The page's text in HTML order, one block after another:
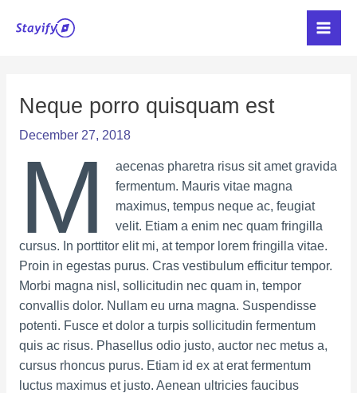
Main
Neque porro quisquam est
December 27, 2018
M
aecenas pharetra risus sit amet gravida
fermentum. Mauris vitae magna
maximus, tempus neque ac, feugiat
velit. Etiam a enim nec quam fringilla
cursus. In porttitor elit mi, at tempor lorem fringilla vitae.
Proin in egestas purus. Cras vestibulum efficitur tempor.
Morbi magna nisl, sollicitudin nec quam in, tempor
convallis dolor. Nullam eu urna magna. Suspendisse
potenti. Fusce et dolor a turpis sollicitudin fermentum
quis ac risus. Phasellus odio justo, auctor nec metus a,
cursus rhoncus purus. Etiam id ex at erat fermentum
luctus maximus et justo. Aenean ultricies faucibus